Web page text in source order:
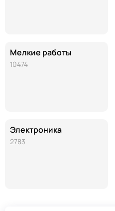
Мелкие работы
10474
Электроника
2783